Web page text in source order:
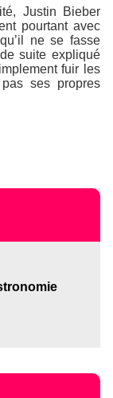
Justin Bieber
pourtant avec
ne se fasse
suite expliqué
fuir les
ses propres